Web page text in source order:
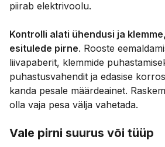
piirab elektrivoolu.
Kontrolli alati ühendusi ja
esitulede pirne. Rooste
liivapaberit, klemmide
puhastusvahendit ja edasise
kanda pesale määrdeainet.
olla vaja pesa välja vahetada.
Vale pirni suurus või tüüp